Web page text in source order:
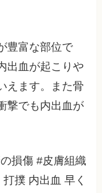
豊富な部位で
出血が起こりや
えます。また骨
撃でも内出血が
損傷 #皮膚組織
撲 内出血 早く